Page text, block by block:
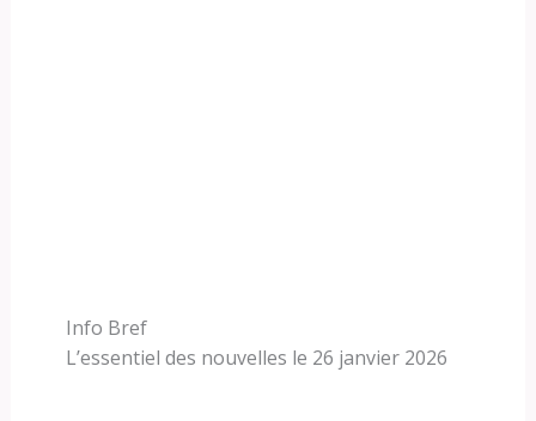
Info Bref
L’essentiel des nouvelles le 26 janvier 2026